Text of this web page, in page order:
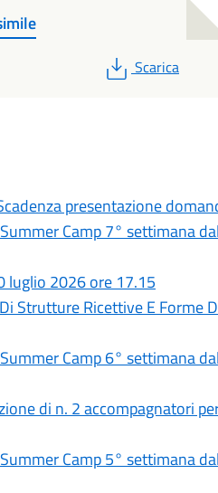
PDF
Scarica
presentazione
Camp 7° settimana
luglio 2026 ore 17.15
Strutture Ricettive E Forme
Camp 6° settimana
di n. 2 accompagnatori
Camp 5° settimana